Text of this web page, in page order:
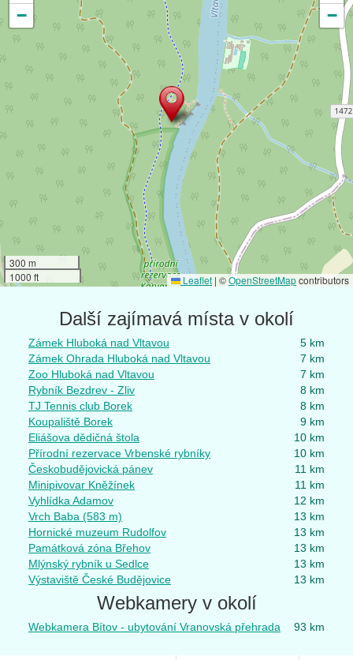
−
−
300 m
1000 ft
Leaflet | ©OpenStreetMapcontributors
Další zajímavá místa v okolí
Zámek Hluboká nad Vltavou
5 km
Zámek Ohrada Hluboká nad Vltavou
7 km
Zoo Hluboká nad Vltavou
7 km
Rybník Bezdrev - Zliv
8 km
TJ Tennis club Borek
8 km
Koupaliště Borek
9 km
Eliášova dědičná štola
10 km
Přírodní rezervace Vrbenské rybníky
10 km
Českobudějovická pánev
11 km
Minipivovar Kněžínek
11 km
Vyhlídka Adamov
12 km
Vrch Baba (583 m)
13 km
Hornické muzeum Rudolfov
13 km
Památková zóna Břehov
13 km
Mlýnský rybník u Sedlce
13 km
Výstaviště České Budějovice
13 km
Webkamery v okolí
Webkamera Bítov - ubytování Vranovská přehrada 93 km